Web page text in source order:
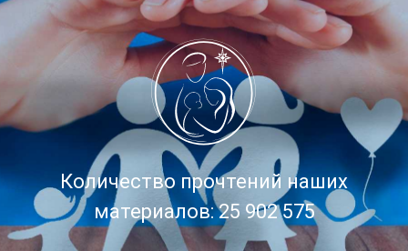
Количество прочтений наших
материалов: 25 902 575